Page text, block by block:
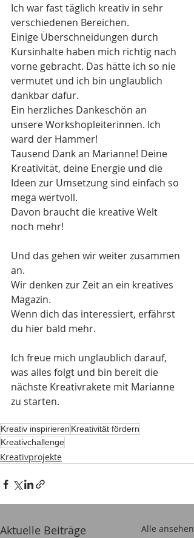
Ich war fast täglich kreativ in sehr
verschiedenen Bereichen.
Einige Überschneidungen durch
Kursinhalte haben mich richtig nach
vorne gebracht. Das hätte ich so nie
vermutet und ich bin unglaublich
dankbar dafür.
Ein herzliches Dankeschön an
unsere Workshopleiterinnen. Ich
ward der Hammer!
Tausend Dank an Marianne! Deine
Kreativität, deine Energie und die
Ideen zur Umsetzung sind einfach so
mega wertvoll.
Davon braucht die kreative Welt
noch mehr!
Und das gehen wir weiter zusammen
an.
Wir denken zur Zeit an ein kreatives
Magazin.
Wenn dich das interessiert, erfährst
du hier bald mehr.
Ich freue mich unglaublich darauf,
was alles folgt und bin bereit die
nächste Kreativrakete mit Marianne
zu starten.
Kreativ inspirieren Kreativität fördern
Kreativchallenge
Kreativprojekte
Aktuelle Beiträge Alle ansehen